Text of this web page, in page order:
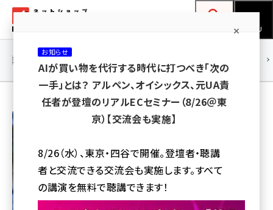
ン
ネットショップ担当者フォーラム
MENU
yahoo (1906)
楽天 (1874)
連載・特集 |
前野智純
お知らせ
AIが買い物を代行する時代に打つべき「次の
一手」とは？ アルペン、オイシックス、元UA責
任者が登壇のリアルECセミナー（8/26＠東
京）【交流会も実施】
8/26（水）、東京・四谷で開催。登壇者・聴講
者と交流できる交流会も実施します。すべて
の講演を無料で聴講できます！